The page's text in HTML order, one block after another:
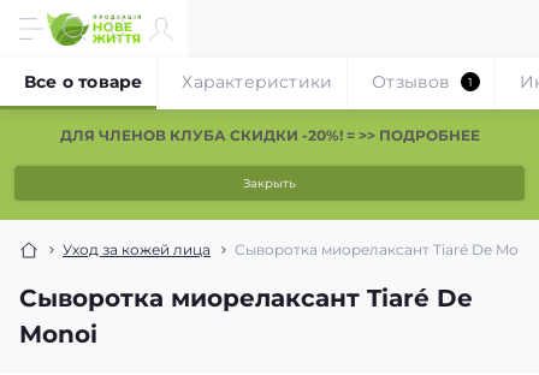
ДЛЯ ЧЛЕНОВ КЛУБА СКИДКИ -20%! = >> ПОДРОБНЕЕ
Закрыть
Уход за кожей лица Сыворотка миорелаксант Tiaré De
Сыворотка миорелаксант Tiaré De
Monoi
Все о товаре Характеристики Отзывов 1